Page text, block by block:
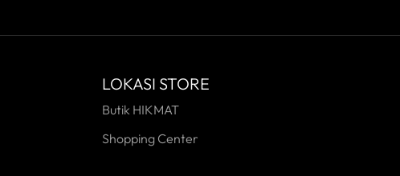
LOKASI STORE
Butik HIKMAT
Shopping Center